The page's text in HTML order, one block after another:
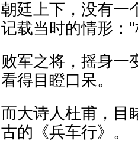
朝廷上下，没有一
记载当时的情形：
败军之将，摇身一
看得目瞪口呆。
而大诗人杜甫，目
古的《兵车行》。